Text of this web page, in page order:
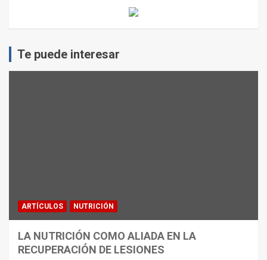
Te puede interesar
ARTÍCULOS NUTRICIÓN
LA NUTRICIÓN COMO ALIADA EN LA
RECUPERACIÓN DE LESIONES